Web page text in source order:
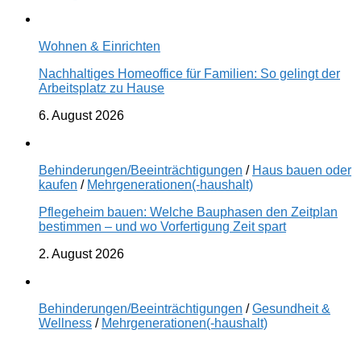
Wohnen & Einrichten
Nachhaltiges Homeoffice für Familien: So gelingt der
Arbeitsplatz zu Hause
6. August 2026
Behinderungen/Beeinträchtigungen / Haus bauen oder
kaufen / Mehrgenerationen(-haushalt)
Pflegeheim bauen: Welche Bauphasen den Zeitplan
bestimmen – und wo Vorfertigung Zeit spart
2. August 2026
Behinderungen/Beeinträchtigungen /Gesundheit &
Wellness / Mehrgenerationen(-haushalt)